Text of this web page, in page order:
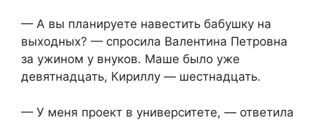
— А вы планируете навестить бабушку на
выходных? — спросила Валентина Петровна
за ужином у внуков. Маше было уже
девятнадцать, Кириллу — шестнадцать.
— У меня проект в университете, — ответила